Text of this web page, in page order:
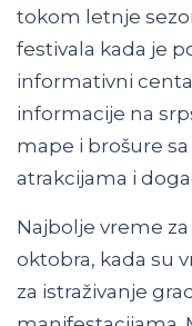
tokom letnje
festivala kada je
informativni
informacije na
mape i brošure
atrakcijama i
Najbolje vreme
oktobra, kada su
za istraživanje